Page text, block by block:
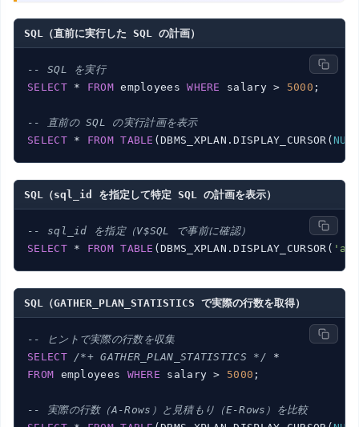
SQL（直前に実行した SQL の計画）
-- SQL を実行
SELECT * FROM employees WHERE salary > 5000 ;
-- 直前の SQL の実行計画を表示
SELECT * FROM TABLE (DBMS_XPLAN.DISPLAY_CURSOR(
SQL（sql_id を指定して特定 SQL の計画を表示）
-- sql_id を指定（V$SQL で事前に確認）
SELECT * FROM TABLE (DBMS_XPLAN.DISPLAY_CURSOR(
SQL（GATHER_PLAN_STATISTICS で実際の行数を取得）
-- ヒントで実際の行数を収集
SELECT
/*+ GATHER_PLAN_STATISTICS */
FROM employees WHERE salary > 5000 ;
-- 実際の行数（A-Rows）と見積もり（E-Rows）を比較